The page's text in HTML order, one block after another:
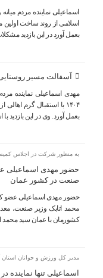
اسماعیلی نماینده مردم
اسلامی از روند ساخت اولین
بعمل آورد در این بازدید
آسفالت مسیر روستایی قره
۱۴۰۴ با استقبال گرم
بعمل آورد. وی در این بازدید با
به منظور شرکت در اجلاس
حضور مهدی اسماعیلی
صنعت در کشور عمان
حضور مهدی اسماعیلی عضو
محمد اتابک وزیر صنعت،
کشورمان با عمان سید‌ محمد
مدیر کل ورزش و جوانان استان